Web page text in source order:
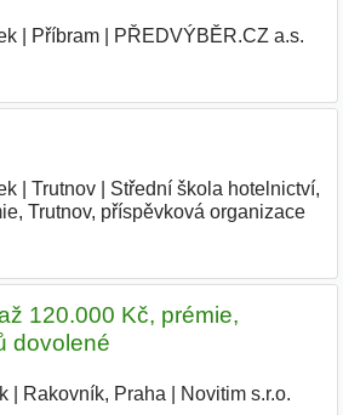
| Příbram| PŘEDVÝBĚR.CZ a.s.
| Trutnov|
Střední škola hotelnictví,
Trutnov, příspěvková organizace|
120.000 Kč, prémie,
dovolené
Rakovník, Praha Novitim s.r.o.